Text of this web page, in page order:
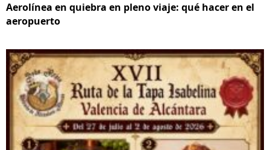
Aerolínea en quiebra en pleno viaje: qué hacer en el
aeropuerto